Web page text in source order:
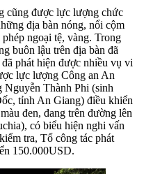
cũng được lực lượng chức
địa bàn nóng, nổi cộm
ngoại tệ, vàng. Trong
buôn lậu trên địa bàn đã
phát hiện được nhiều vụ vi
lực lượng Công an An
Nguyễn Thành Phi (sinh
tỉnh An Giang) điều khiển
đen, đang trên đường lên
có biểu hiện nghi vấn
tra, Tổ công tác phát
150.000USD.